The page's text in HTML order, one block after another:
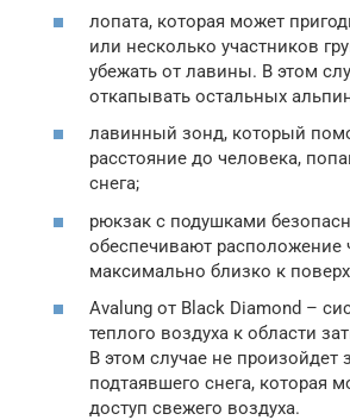
лопата, которая может
или несколько участников
убежать от лавины. В этом
откапывать остальных
лавинный зонд, который
расстояние до человека,
снега;
рюкзак с подушками
обеспечивают расположение
максимально близко к
Avalung от Black Diamond –
теплого воздуха к области
В этом случае не произойдет
подтаявшего снега, которая
доступ свежего воздуха.